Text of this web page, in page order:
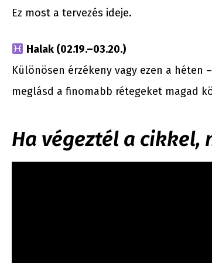
Ez most a tervezés ideje.
Halak (02.19.–03.20.)
Különösen érzékeny vagy ezen a héten
meglásd a finomabb rétegeket magad
Ha végeztél a cikkel,